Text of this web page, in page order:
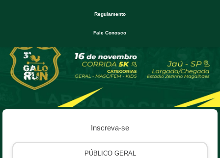
Regulamento
Fale Conosco
Inscreva-se
PÚBLICO GERAL